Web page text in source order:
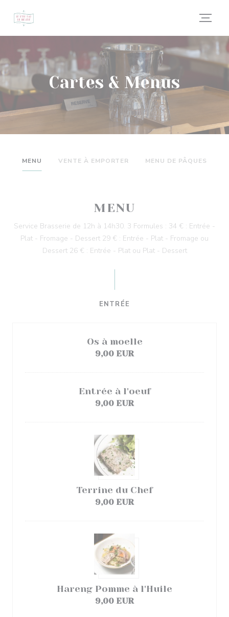
Cartes & Menus
MENU VENTE À EMPORTER MENU DE PÂQUES
MENU
Service Brasserie de 12h à 14h30. 3 Formules : 34 € : Entrée -
Plat - Fromage - Dessert 29 € : Entrée - Plat - Fromage ou
Dessert 26 € : Entrée - Plat ou Plat - Dessert
ENTRÉE
Os à moelle
9,00 EUR
Entrée à l'oeuf
9,00 EUR
Terrine du Chef
9,00 EUR
Hareng Pomme à l'Huile
9,00 EUR